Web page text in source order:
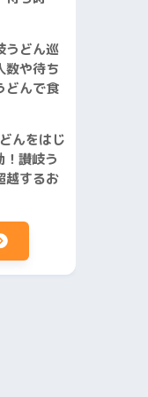
うどん巡
数や待ち
どんで食
んをはじ
讃岐う
越するお